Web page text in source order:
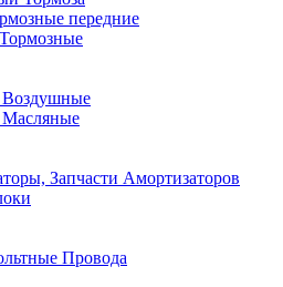
передние
Запчасти Амортизаторов
Провода